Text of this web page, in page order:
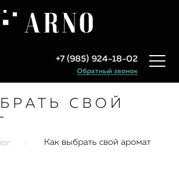
+7 (985) 924-18-02
Обратный звонок
СВОЙ
Как выбрать свой аромат